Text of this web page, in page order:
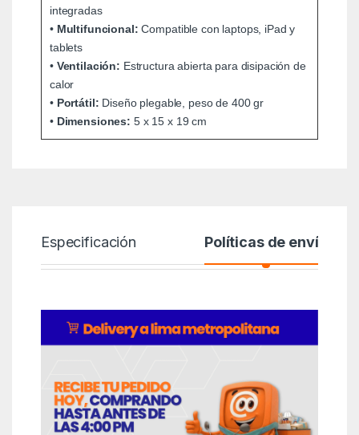
integradas
• Multifuncional: Compatible con laptops, iPad y
tablets
• Ventilación: Estructura abierta para disipación de
calor
• Portátil: Diseño plegable, peso de 400 gr
• Dimensiones: 5 x 15 x 19 cm
Especificación Políticas de envío